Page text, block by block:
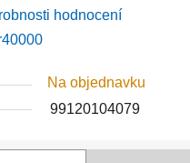
hodnocení
Na objednavku
99120104079